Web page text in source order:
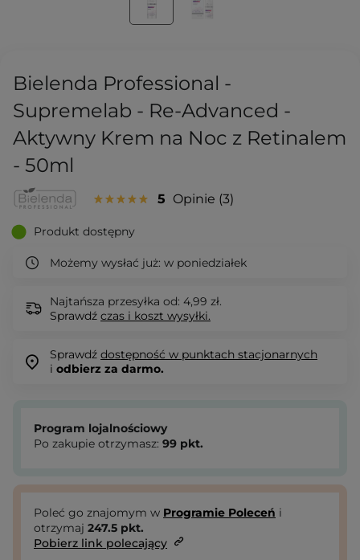
Bielenda Professional -
Supremelab - Re-Advanced -
Aktywny Krem na Noc z Retinalem
- 50ml
5 Opinie 3
Produkt dostępny
Możemy wysłać już: w poniedziałek
Najtańsza przesyłka od: 4,99 zł.
Sprawdź czas i koszt wysyłki.
Sprawdź dostępność w punktach stacjonarnych
i odbierz za darmo.
Program lojalnościowy
Po zakupie otrzymasz: 99 pkt.
Poleć go znajomym w Programie Poleceń i
otrzymaj 247.5 pkt.
Pobierz link polecający